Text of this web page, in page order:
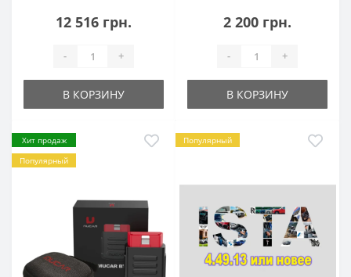
12 516 грн.
- +
В КОРЗИНУ
2 200 грн.
- +
В КОРЗИНУ
Хит продаж
Популярный
Популярный